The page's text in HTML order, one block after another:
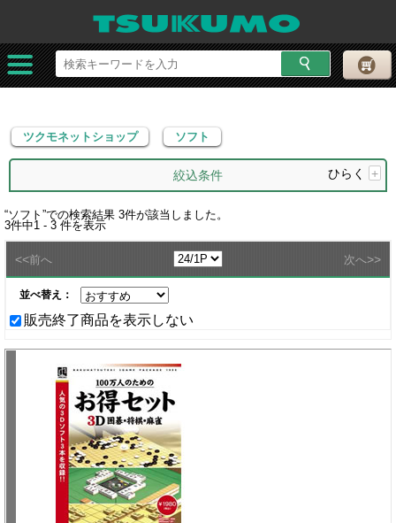
ツクモネットショップ ソフト
ツクモネットショップ ソフト
絞込条件 ひらく +
“ソフト ”での検索結果 3件が該当しました。
3件中1 - 3 件を表示
<<前へ 次へ>>
並べ替え：
販売終了商品を表示しない